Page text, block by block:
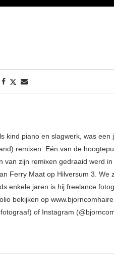
kind piano en slagwerk, was een
remixen. Eén van de
van zijn remixen gedraaid werd in
Ferry Maat op Hilversum 3. We
enkele jaren is hij freelance
bekijken op
of Instagram